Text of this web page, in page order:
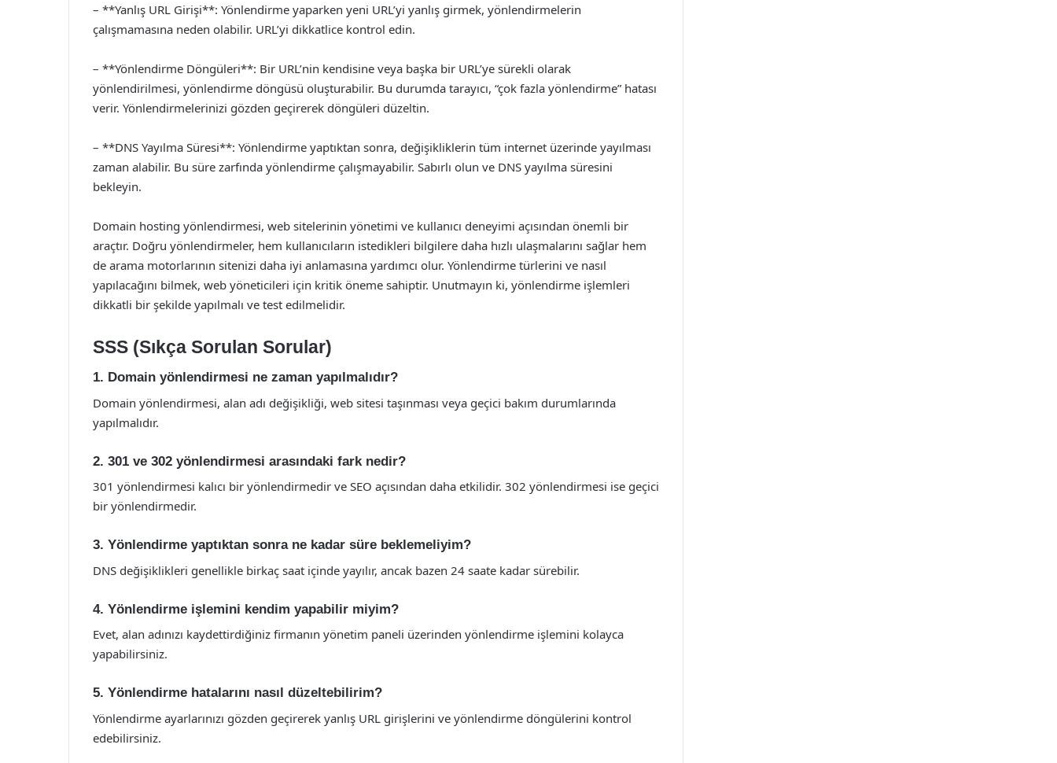
– **Yanlış URL Girişi**: Yönlendirme yaparken yeni URL’yi yanlış girmek, yönlendirmelerin
çalışmamasına neden olabilir. URL’yi dikkatlice kontrol edin.
– **Yönlendirme Döngüleri**: Bir URL’nin kendisine veya başka bir URL’ye sürekli olarak
yönlendirilmesi, yönlendirme döngüsü oluşturabilir. Bu durumda tarayıcı, “çok fazla yönlendirme” hatası
verir. Yönlendirmelerinizi gözden geçirerek döngüleri düzeltin.
– **DNS Yayılma Süresi**: Yönlendirme yaptıktan sonra, değişikliklerin tüm internet üzerinde yayılması
zaman alabilir. Bu süre zarfında yönlendirme çalışmayabilir. Sabırlı olun ve DNS yayılma süresini
bekleyin.
Domain hosting yönlendirmesi, web sitelerinin yönetimi ve kullanıcı deneyimi açısından önemli bir
araçtır. Doğru yönlendirmeler, hem kullanıcıların istedikleri bilgilere daha hızlı ulaşmalarını sağlar hem
de arama motorlarının sitenizi daha iyi anlamasına yardımcı olur. Yönlendirme türlerini ve nasıl
yapılacağını bilmek, web yöneticileri için kritik öneme sahiptir. Unutmayın ki, yönlendirme işlemleri
dikkatli bir şekilde yapılmalı ve test edilmelidir.
SSS (Sıkça Sorulan Sorular)
1. Domain yönlendirmesi ne zaman yapılmalıdır?
Domain yönlendirmesi, alan adı değişikliği, web sitesi taşınması veya geçici bakım durumlarında
yapılmalıdır.
2. 301 ve 302 yönlendirmesi arasındaki fark nedir?
301 yönlendirmesi kalıcı bir yönlendirmedir ve SEO açısından daha etkilidir. 302 yönlendirmesi ise geçici
bir yönlendirmedir.
3. Yönlendirme yaptıktan sonra ne kadar süre beklemeliyim?
DNS değişiklikleri genellikle birkaç saat içinde yayılır, ancak bazen 24 saate kadar sürebilir.
4. Yönlendirme işlemini kendim yapabilir miyim?
Evet, alan adınızı kaydettirdiğiniz firmanın yönetim paneli üzerinden yönlendirme işlemini kolayca
yapabilirsiniz.
5. Yönlendirme hatalarını nasıl düzeltebilirim?
Yönlendirme ayarlarınızı gözden geçirerek yanlış URL girişlerini ve yönlendirme döngülerini kontrol
edebilirsiniz.